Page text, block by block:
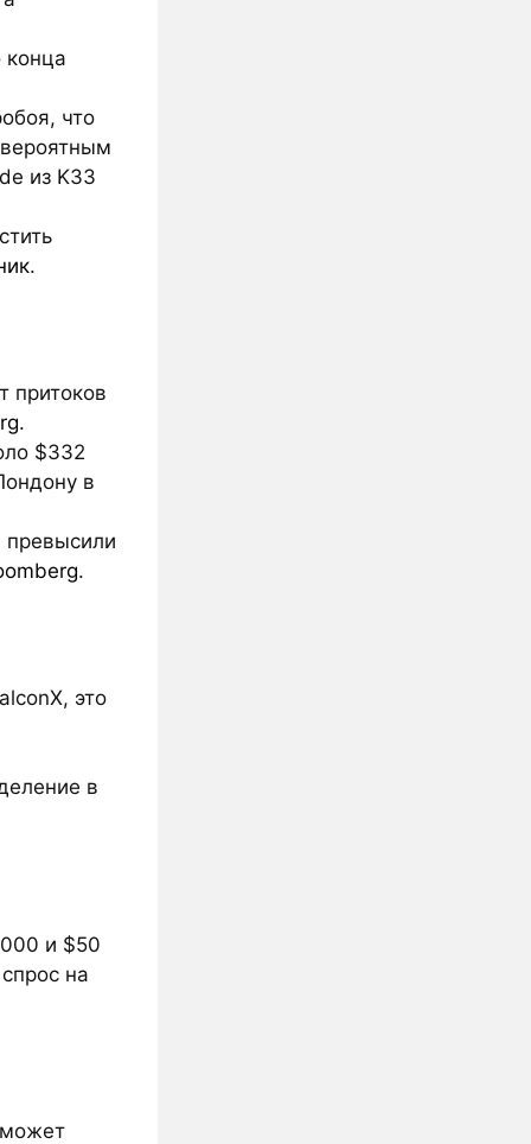
что
из K33
.
притоков
.
$332
в
.
это
в
и $50
на